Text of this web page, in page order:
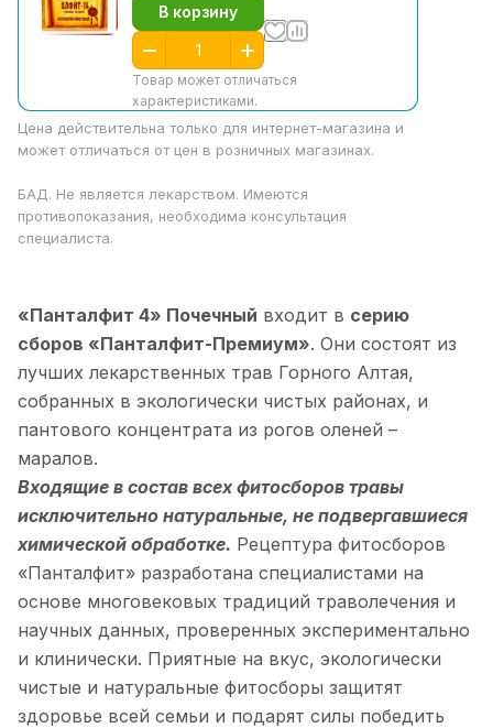
В корзину
Товар может отличаться
характеристиками.
Цена действительна только для интернет-магазина и
может отличаться от цен в розничных магазинах.
БАД. Не является лекарством. Имеются
противопоказания, необходима консультация
специалиста.
«Панталфит 4» Почечный входит в серию
сборов «Панталфит-Премиум». Они состоят из
лучших лекарственных трав Горного Алтая,
собранных в экологически чистых районах, и
пантового концентрата из рогов оленей –
маралов.
Входящие в состав всех фитосборов травы
исключительно натуральные, не подвергавшиеся
химической обработке. Рецептура фитосборов
«Панталфит» разработана специалистами на
основе многовековых традиций траволечения и
научных данных, проверенных экспериментально
и клинически. Приятные на вкус, экологически
чистые и натуральные фитосборы защитят
здоровье всей семьи и подарят силы победить